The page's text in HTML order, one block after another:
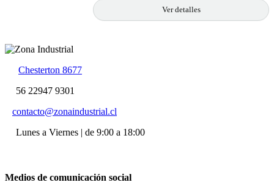
Ver detalles
Chesterton 8677
56 22947 9301
contacto@zonaindustrial.cl
Lunes a Viernes | de 9:00 a 18:00
Medios de comunicación social